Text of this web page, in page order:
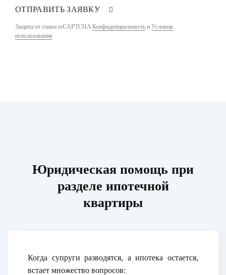
ОТПРАВИТЬ ЗАЯВКУ
Защита от спама reCAPTCHAКонфиденциальность и Условия
использования
Юридическая помощь при
разделе ипотечной
квартиры
Когда супруги разводятся, а ипотека остается,
встает множество вопросов: